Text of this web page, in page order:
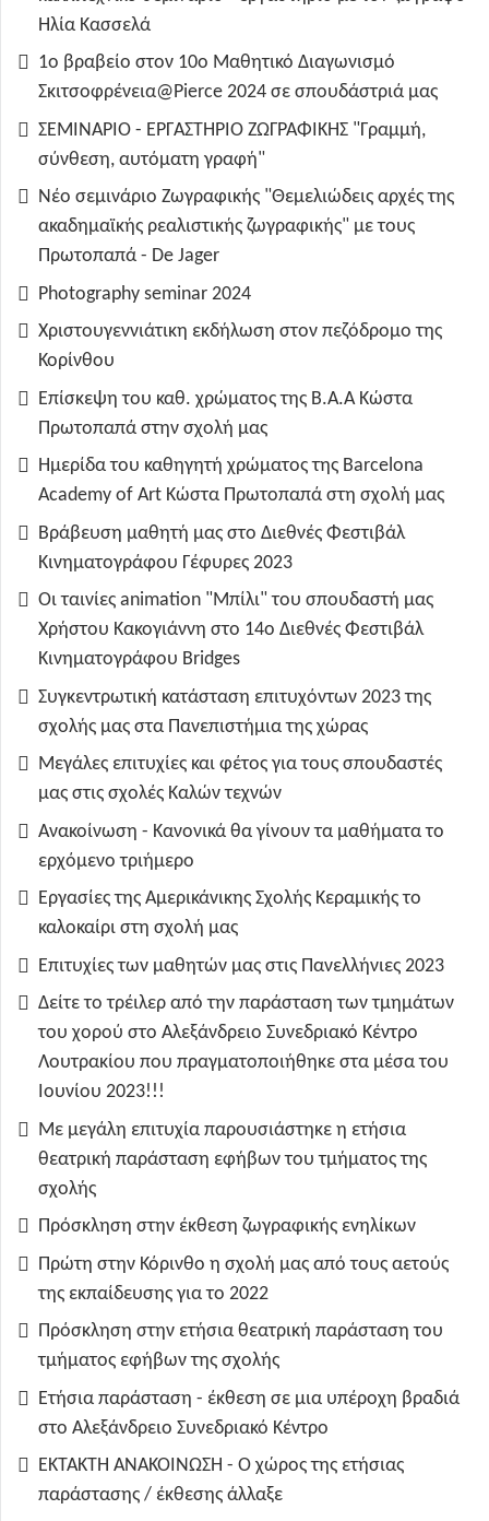
Ηλία Κασσελά
1ο βραβείο στον 10ο Μαθητικό Διαγωνισμό
Σκιτσοφρένεια@Pierce 2024 σε σπουδάστριά μας
ΣΕΜΙΝΑΡΙΟ - ΕΡΓΑΣΤΗΡΙΟ ΖΩΓΡΑΦΙΚΗΣ "Γραμμή,
σύνθεση, αυτόματη γραφή"
Νέο σεμινάριο Ζωγραφικής "Θεμελιώδεις αρχές της
ακαδημαϊκής ρεαλιστικής ζωγραφικής" με τους
Πρωτοπαπά - De Jager
Photography seminar 2024
Χριστουγεννιάτικη εκδήλωση στον πεζόδρομο της
Κορίνθου
Επίσκεψη του καθ. χρώματος της B.A.A Κώστα
Πρωτοπαπά στην σχολή μας
Ημερίδα του καθηγητή χρώματος της Barcelona
Academy of Art Κώστα Πρωτοπαπά στη σχολή μας
Βράβευση μαθητή μας στο Διεθνές Φεστιβάλ
Κινηματογράφου Γέφυρες 2023
Οι ταινίες animation "Μπίλι" του σπουδαστή μας
Χρήστου Κακογιάννη στο 14ο Διεθνές Φεστιβάλ
Κινηματογράφου Bridges
Συγκεντρωτική κατάσταση επιτυχόντων 2023 της
σχολής μας στα Πανεπιστήμια της χώρας
Μεγάλες επιτυχίες και φέτος για τους σπουδαστές
μας στις σχολές Καλών τεχνών
Ανακοίνωση - Κανονικά θα γίνουν τα μαθήματα το
ερχόμενο τριήμερο
Εργασίες της Αμερικάνικης Σχολής Κεραμικής το
καλοκαίρι στη σχολή μας
Επιτυχίες των μαθητών μας στις Πανελλήνιες 2023
Δείτε το τρέιλερ από την παράσταση των τμημάτων
του χορού στο Αλεξάνδρειο Συνεδριακό Κέντρο
Λουτρακίου που πραγματοποιήθηκε στα μέσα του
Ιουνίου 2023!!!
Με μεγάλη επιτυχία παρουσιάστηκε η ετήσια
θεατρική παράσταση εφήβων του τμήματος της
σχολής
Πρόσκληση στην έκθεση ζωγραφικής ενηλίκων
Πρώτη στην Κόρινθο η σχολή μας από τους αετούς
της εκπαίδευσης για το 2022
Πρόσκληση στην ετήσια θεατρική παράσταση του
τμήματος εφήβων της σχολής
Ετήσια παράσταση - έκθεση σε μια υπέροχη βραδιά
στο Αλεξάνδρειο Συνεδριακό Κέντρο
ΕΚΤΑΚΤΗ ΑΝΑΚΟΙΝΩΣΗ - Ο χώρος της ετήσιας
παράστασης / έκθεσης άλλαξε